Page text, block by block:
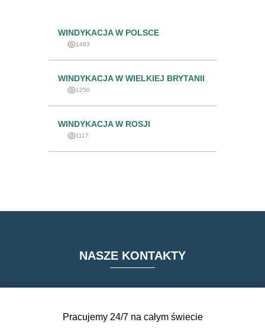
WINDYKACJA W POLSCE
1483
WINDYKACJA W WIELKIEJ BRYTANII
1250
WINDYKACJA W ROSJI
1117
NASZE KONTAKTY
Pracujemy 24/7 na całym świecie